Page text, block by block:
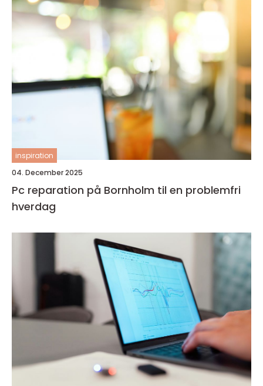
inspiration
04. December 2025
Pc reparation på Bornholm til en problemfri
hverdag